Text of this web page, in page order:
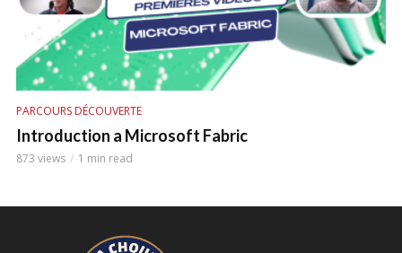
PARCOURS DÉCOUVERTE
Introduction a Microsoft Fabric
873 views 1 min read